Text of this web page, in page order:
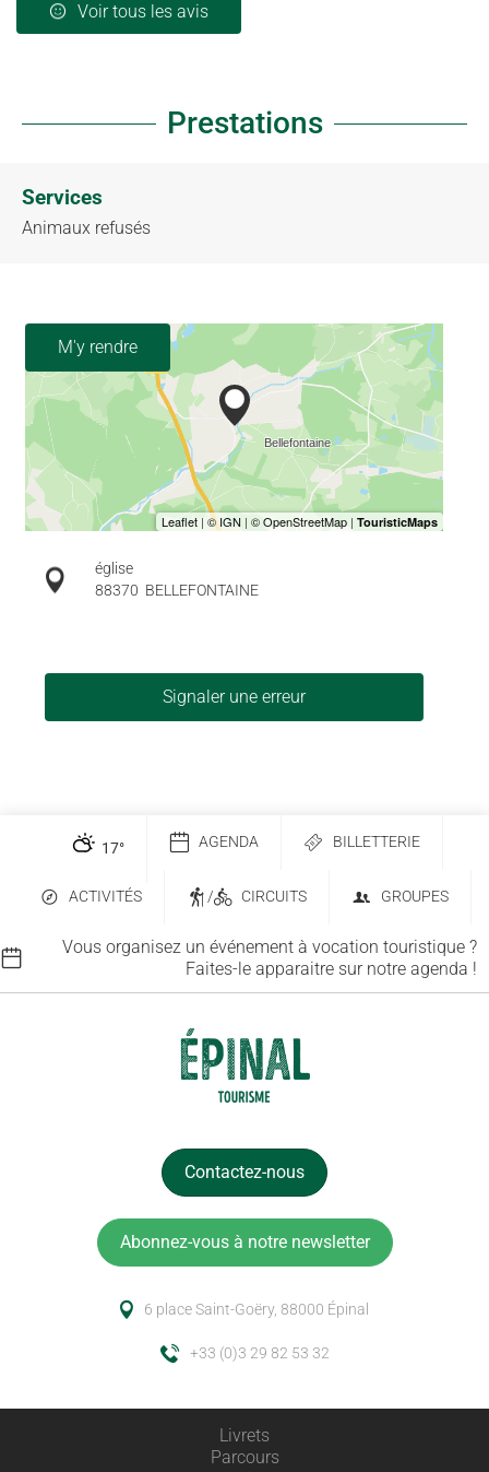
Voir tous les avis
Prestations
Services
Animaux refusés
M'y rendre
église
88370 BELLEFONTAINE
Signaler une erreur
17° AGENDA BILLETTERIE
ACTIVITÉS / CIRCUITS GROUPES
Vous organisez un événement à vocation touristique ?
Faites-le apparaitre sur notre agenda !
Contactez-nous
Abonnez-vous à notre newsletter
6 place Saint-Goëry, 88000 Épinal
+33 (0)3 29 82 53 32
Livrets
Parcours